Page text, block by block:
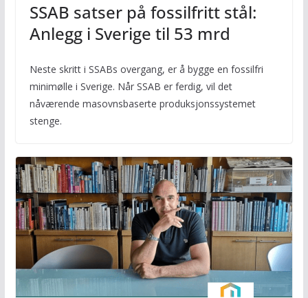
SSAB satser på fossilfritt stål:
Anlegg i Sverige til 53 mrd
Neste skritt i SSABs overgang, er å bygge en fossilfri
minimølle i Sverige. Når SSAB er ferdig, vil det
nåværende masovnsbaserte produksjonssystemet
stenge.